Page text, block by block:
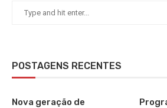
POSTAGENS RECENTES
Nova geração de